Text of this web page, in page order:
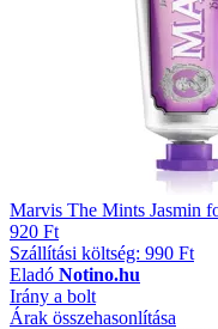
Marvis The Mints Jasmin
920 Ft
Szállítási költség: 990 Ft
Eladó Notino.hu
Irány a bolt
Árak összehasonlítása